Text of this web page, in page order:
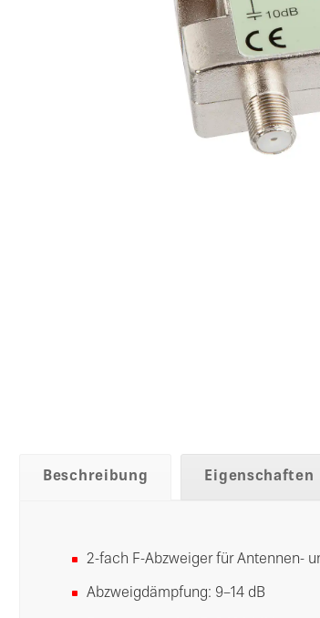
Beschreibung Eigenschaften
2-fach F-Abzweiger für Antennen-
Abzweigdämpfung: 9–14 dB